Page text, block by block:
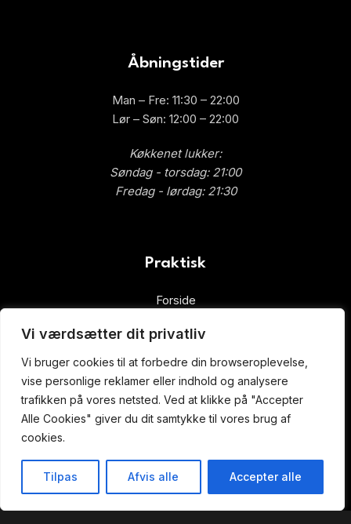
Vi værdsætter dit privatliv
Vi bruger cookies til at forbedre din browseroplevelse,
vise personlige reklamer eller indhold og analysere
trafikken på vores netsted. Ved at klikke på "Accepter
Alle Cookies" giver du dit samtykke til vores brug af
cookies.
Tilpas Afvis alle Accepter alle
Åbningstider
Man – Fre: 11:30 – 22:00
Lør – Søn: 12:00 – 22:00
Køkkenet lukker:
Søndag - torsdag: 21:00
Fredag ​​- lørdag: 21:30
Praktisk
Forside
Takeaway
Ad Libitium
Gavekort
Kontakt os hvis du har spørgsmål vedr. allergene ingredienser i vores
retter.